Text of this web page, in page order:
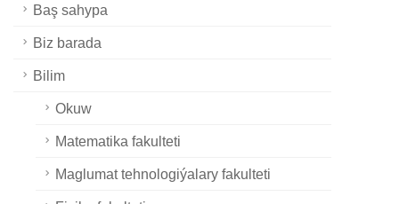
Baş sahypa
Biz barada
Bilim
Okuw
Matematika fakulteti
Maglumat tehnologiýalary fakulteti